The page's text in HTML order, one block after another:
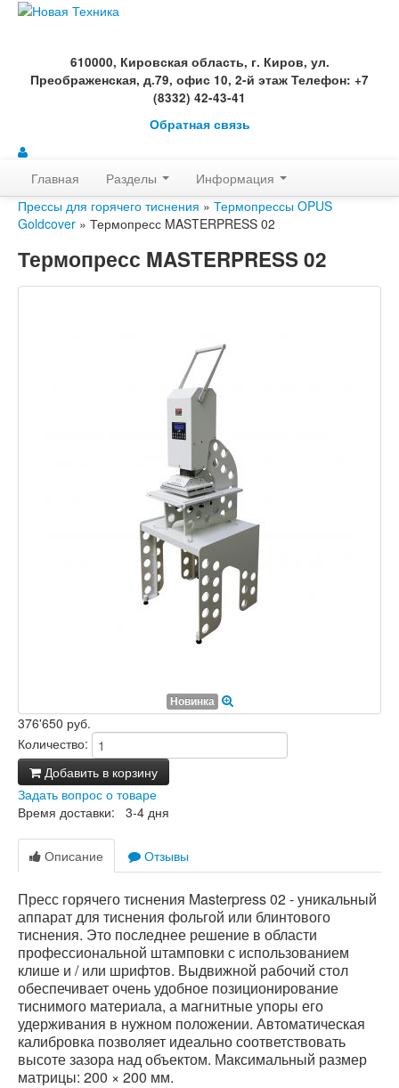
610000, Кировская область, г. Киров, ул.
Преображенская, д.79, офис 10, 2-й этаж Телефон: +7
(8332) 42-43-41
Обратная связь
Главная Разделы
Информация
Прессы для горячего тиснения » Термопрессы OPUS
Goldcover » Термопресс MASTERPRESS 02
Термопресс MASTERPRESS 02
Новинка
376'650 руб.
Количество:
Добавить в корзину
Задать вопрос о товаре
Время доставки: 3-4 дня
Описание Отзывы
Пресс горячего тиснения Masterpress 02 - уникальный
аппарат для тиснения фольгой или блинтового
тиснения. Это последнее решение в области
профессиональной штамповки с использованием
клише и / или шрифтов. Выдвижной рабочий стол
обеспечивает очень удобное позиционирование
тиснимого материала, а магнитные упоры его
удерживания в нужном положении. Автоматическая
калибровка позволяет идеально соответствовать
высоте зазора над объектом. Максимальный размер
матрицы: 200 × 200 мм.